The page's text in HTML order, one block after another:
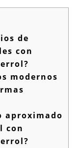
de
con
modernos
aproximado
con